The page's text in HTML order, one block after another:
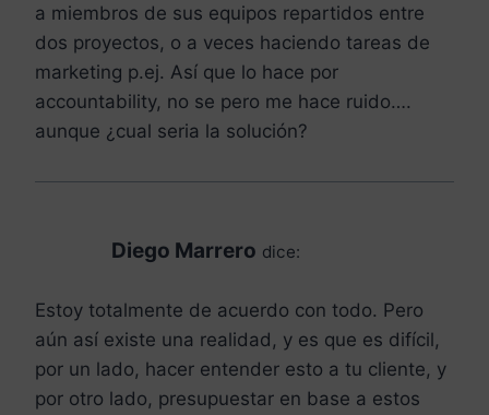
a miembros de sus equipos repartidos entre
dos proyectos, o a veces haciendo tareas de
marketing p.ej. Así que lo hace por
accountability, no se pero me hace ruido….
aunque ¿cual seria la solución?
Diego Marrero dice:
Estoy totalmente de acuerdo con todo. Pero
aún así existe una realidad, y es que es difícil,
por un lado, hacer entender esto a tu cliente, y
por otro lado, presupuestar en base a estos